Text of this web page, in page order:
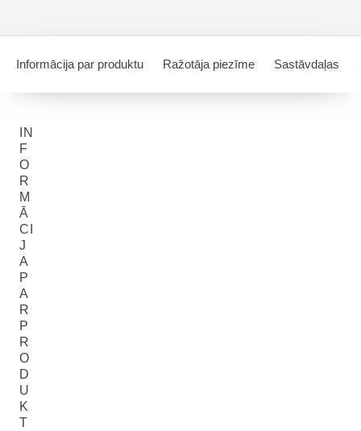
Informācija par produktu Ražotāja piezīme Sastāvdaļas
IN
F
O
R
M
Ā
CI
J
A
P
A
R
P
R
O
D
U
K
T